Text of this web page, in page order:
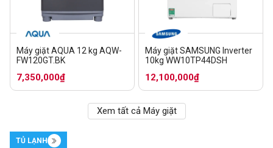
Máy giặt AQUA 12 kg AQW-
FW120GT.BK
7,350,000₫
Máy giặt SAMSUNG Inverter
10kg WW10TP44DSH
12,100,000₫
Xem tất cả Máy giặt
TỦ LẠNH